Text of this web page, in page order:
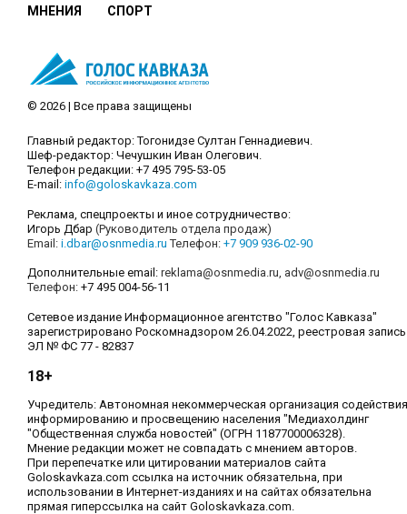
МНЕНИЯ СПОРТ
© 2026 | Все права защищены
Главный редактор: Тогонидзе Султан Геннадиевич.
Шеф-редактор: Чечушкин Иван Олегович.
Телефон редакции: +7 495 795-53-05
E-mail: info@goloskavkaza.com
Реклама, спецпроекты и иное сотрудничество:
Игорь Дбар (Руководитель отдела продаж)
Email: i.dbar@osnmedia.ru Телефон: +7 909 936-02-90
Дополнительные email: reklama@osnmedia.ru, adv@osnmedia.ru
Телефон: +7 495 004-56-11
Сетевое издание Информационное агентство "Голос Кавказа"
зарегистрировано Роскомнадзором 26.04.2022, реестровая запись
ЭЛ № ФС 77 - 82837
18+
Учредитель: Автономная некоммерческая организация содействия
информированию и просвещению населения "Медиахолдинг
"Общественная служба новостей" (ОГРН 1187700006328).
Мнение редакции может не совпадать с мнением авторов.
При перепечатке или цитировании материалов сайта
Goloskavkaza.com ссылка на источник обязательна, при
использовании в Интернет-изданиях и на сайтах обязательна
прямая гиперссылка на сайт Goloskavkaza.com.